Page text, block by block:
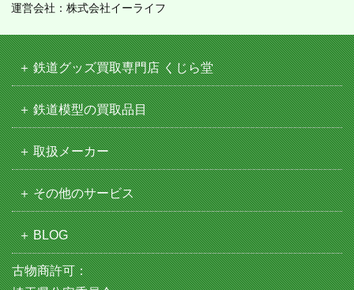
運営会社：株式会社イーライフ
鉄道グッズ買取専門店 くじら堂
鉄道模型の買取品目
取扱メーカー
その他のサービス
BLOG
古物商許可：